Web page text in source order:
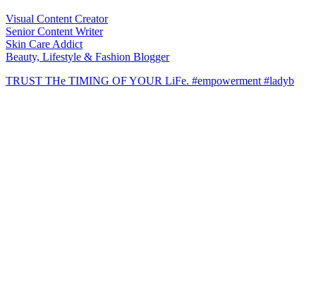
Visual Content Creator
Senior Content Writer
Skin Care Addict
Beauty, Lifestyle & Fashion Blogger
TRUST THe TIMING OF YOUR LiFe. #empowerment #ladyb